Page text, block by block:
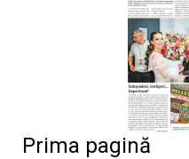
Prima pagină